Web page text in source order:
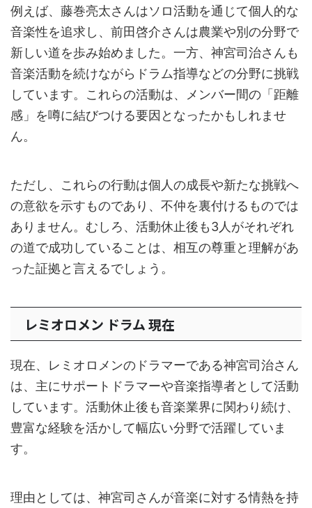
例えば、藤巻亮太さんはソロ活動を通じて個人的な
音楽性を追求し、前田啓介さんは農業や別の分野で
新しい道を歩み始めました。一方、神宮司治さんも
音楽活動を続けながらドラム指導などの分野に挑戦
しています。これらの活動は、メンバー間の「距離
感」を噂に結びつける要因となったかもしれませ
ん。
ただし、これらの行動は個人の成長や新たな挑戦へ
の意欲を示すものであり、不仲を裏付けるものでは
ありません。むしろ、活動休止後も3人がそれぞれ
の道で成功していることは、相互の尊重と理解があ
った証拠と言えるでしょう。
レミオロメン ドラム 現在
現在、レミオロメンのドラマーである神宮司治さん
は、主にサポートドラマーや音楽指導者として活動
しています。活動休止後も音楽業界に関わり続け、
豊富な経験を活かして幅広い分野で活躍していま
す。
理由としては、神宮司さんが音楽に対する情熱を持